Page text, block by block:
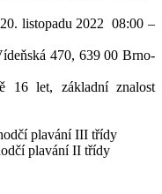
2022 08:00 –
470, 639 00 Brno-
16 let, základní znalost
plavání III třídy
II třídy